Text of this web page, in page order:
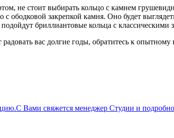
не стоит выбирать кольцо с камнем
с ободковой закрепкой камня. Оно будет
бриллиантовые кольца с
вас долгие годы, обратитесь к
С Вами свяжется менеджер Студии и